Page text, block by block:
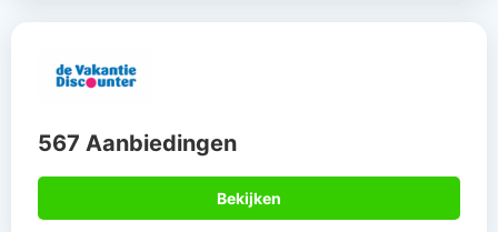
567 Aanbiedingen
Bekijken